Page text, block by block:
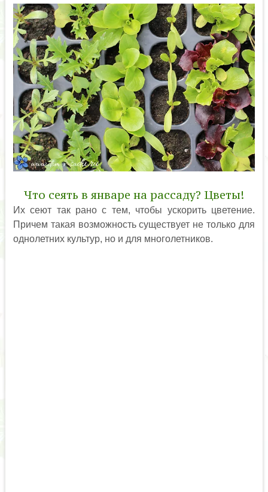
Что сеять в январе на рассаду? Цветы!
Их сеют так рано с тем, чтобы ускорить цветение.
Причем такая возможность существует не только для
однолетних культур, но и для многолетников.